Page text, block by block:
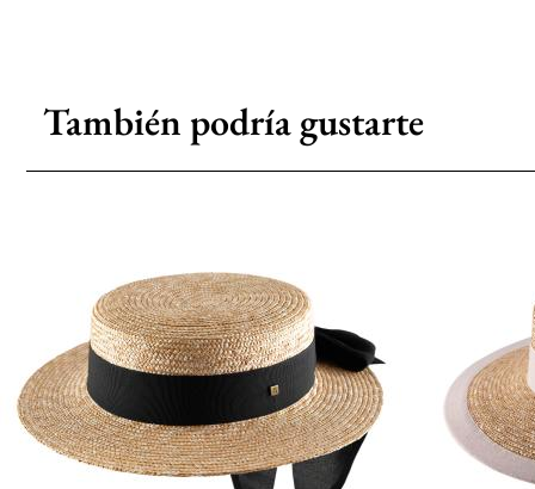
También podría gustarte